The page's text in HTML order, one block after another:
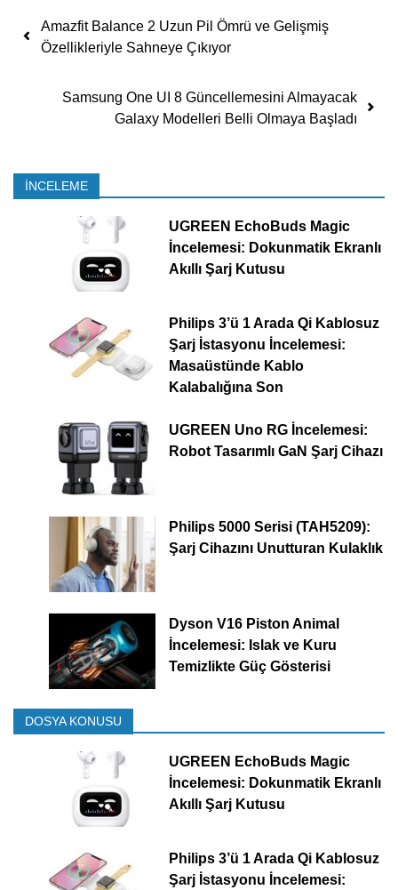
Yazı dolaşımı
Amazfit Balance 2 Uzun Pil Ömrü ve Gelişmiş
Özellikleriyle Sahneye Çıkıyor
Samsung One UI 8 Güncellemesini Almayacak
Galaxy Modelleri Belli Olmaya Başladı
İNCELEME
UGREEN EchoBuds Magic
İncelemesi: Dokunmatik Ekranlı
Akıllı Şarj Kutusu
Philips 3’ü 1 Arada Qi Kablosuz
Şarj İstasyonu İncelemesi:
Masaüstünde Kablo
Kalabalığına Son
UGREEN Uno RG İncelemesi:
Robot Tasarımlı GaN Şarj Cihazı
Philips 5000 Serisi (TAH5209):
Şarj Cihazını Unutturan Kulaklık
Dyson V16 Piston Animal
İncelemesi: Islak ve Kuru
Temizlikte Güç Gösterisi
DOSYA KONUSU
UGREEN EchoBuds Magic
İncelemesi: Dokunmatik Ekranlı
Akıllı Şarj Kutusu
Philips 3’ü 1 Arada Qi Kablosuz
Şarj İstasyonu İncelemesi: